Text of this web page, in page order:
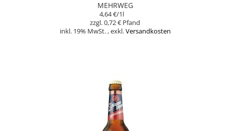
MEHRWEG
4,64 €/1l
0,72 €
inkl. 19% MwSt. ,exkl.Versandkosten